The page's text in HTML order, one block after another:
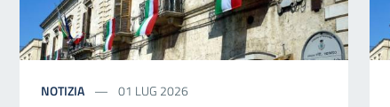
NOTIZIA 01 LUG 2026